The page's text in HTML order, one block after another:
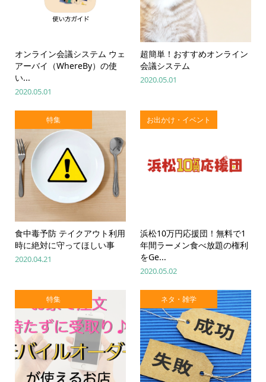
オンライン会議システム ウェ
アーバイ（WhereBy）の使
い...
2020.05.01
超簡単！おすすめオンライン
会議システム
2020.05.01
特集
食中毒予防 テイクアウト利用
時に絶対に守ってほしい事
2020.04.21
お出かけ・イベント
浜松10万円応援団！無料で1
年間ラーメン食べ放題の権利
をGe...
2020.05.02
特集 ネタ・雑学